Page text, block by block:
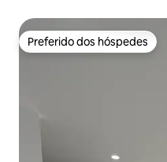
Preferido dos hóspedes
Preferido dos hóspedes